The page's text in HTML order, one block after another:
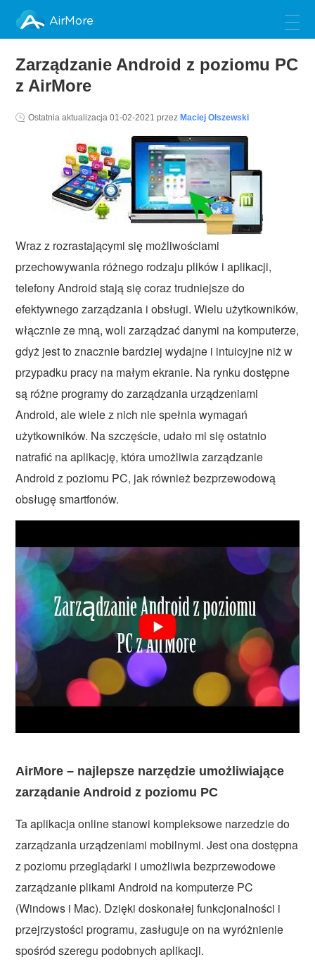
AirMore
Zarządzanie Android z poziomu PC
z AirMore
Ostatnia aktualizacja01-02-2021 przez Maciej Olszewski
Wraz z rozrastającymi się możliwościami
przechowywania różnego rodzaju plików i aplikacji,
telefony Android stają się coraz trudniejsze do
efektywnego zarządzania i obsługi. Wielu użytkowników,
włącznie ze mną, woli zarządzać danymi na komputerze,
gdyż jest to znacznie bardziej wydajne i intuicyjne niż w
przypadku pracy na małym ekranie. Na rynku dostępne
są różne programy do zarządzania urządzeniami
Android, ale wiele z nich nie spełnia wymagań
użytkowników. Na szczęście, udało mi się ostatnio
natrafić na aplikację, która umożliwia zarządzanie
Android z poziomu PC, jak również bezprzewodową
obsługę smartfonów.
AirMore – najlepsze narzędzie umożliwiające
zarządanie Android z poziomu PC
Ta aplikacja online stanowi kompleksowe narzedzie do
zarządzania urządzeniami mobilnymi. Jest ona dostępna
z poziomu przeglądarki i umożliwia bezprzewodowe
zarządzanie plikami Android na komputerze PC
(Windows i Mac). Dzięki doskonałej funkcjonalności i
przejrzystości programu, zasługuje on na wyróżnienie
spośród szeregu podobnych aplikacji.